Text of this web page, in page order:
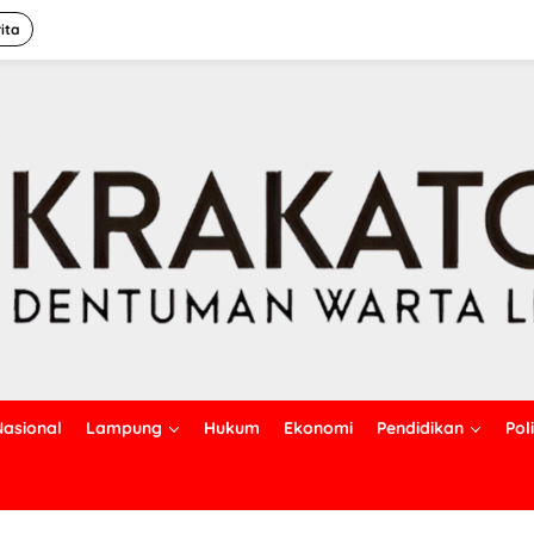
Lampung Hukum Ekonomi Pendidikan